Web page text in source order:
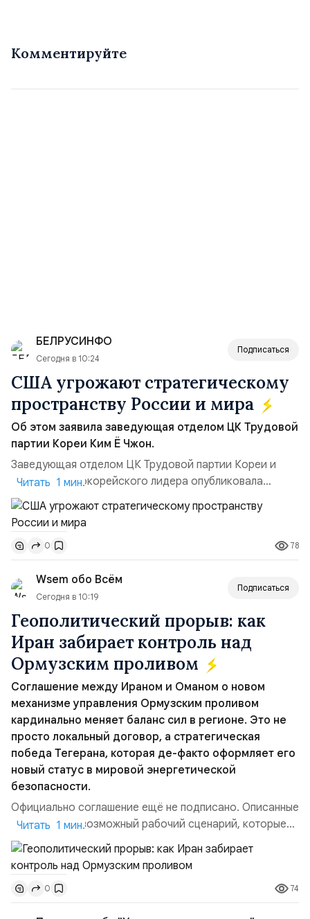
Комментируйте
БЕЛРУСИНФО
Сегодня в 10:24
Подписаться
США угрожают стратегическому
пространству России и мира
Об этом заявила заведующая отделом ЦК Трудовой
партии Кореи Ким Ё Чжон.
Заведующая отделом ЦК Трудовой партии Кореи и
сестра северокорейского лидера опубликовала
заявление для прессы в ответ на проведение Токио
совместных с флотом США запусков крылатых ракет
Томагавк.«Япония отбросила обманчивую видимость
„исключительно оборонительной страны“ и выносит
вопрос о собственном ядерном вооружении на
всеобщее обозрение, одновреме...
Читать 1 мин.
0 78
Wsem обо Всём
Сегодня в 10:19
Подписаться
Геополитический прорыв: как
Иран забирает контроль над
Ормузским проливом
Соглашение между Ираном и Оманом о новом
механизме управления Ормузским проливом
кардинально меняет баланс сил в регионе. Это не
просто локальный договор, а стратегическая
победа Тегерана, которая де-факто оформляет его
новый статус в мировой энергетической
безопасности.
Официально соглашение ещё не подписано. Описанные
пункты — это возможный рабочий сценарий, которые
скорее всего будут реализованы.Разбираем ключевые
тезисы и последствия этого соглашения:. 1. Новые
доли контроля (75 на 25). Было: Ранее Иран и Оман
контролировали пролив на паритетных началах —
50/50. Стало: Новое соглашение закрепляет за
Читать 1 мин.
0 74